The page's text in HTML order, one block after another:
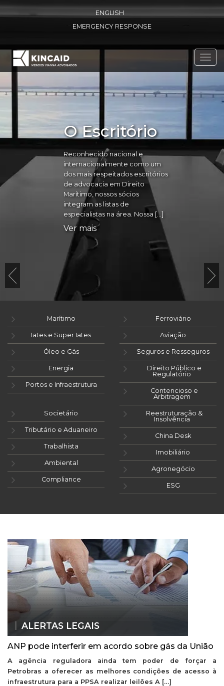
ENGLISH
EMERGENCY RESPONSE
O Escritório
Reconhecido nacional e
internacionalmente como um
dos mais respeitados escritórios
de advocacia em Direito
Marítimo, nossos sócios
integram as listas de
especialistas na área. Nossa […]
Ver mais
Marítimo
Iates e Super Iates
Óleo e Gás
Energia
Portos e Infraestrutura
Ferroviário
Aviação
Seguros e Resseguros
Direito Público e
Regulatório
Contencioso e
Arbitragem
Societário
Tributário e Aduaneiro
Trabalhista
Ambiental
Compliance
Reestruturação &
Insolvência
China Desk
Imobiliário
Agronegócio
ESG
ALERTAS LEGAIS
ANP pode interferir em acordo sobre gás da União
A agência reguladora ainda tem poder de forçar a
Petrobras a oferecer as melhores condições de acesso à
infraestrutura para a PPSA realizar leilões A […]